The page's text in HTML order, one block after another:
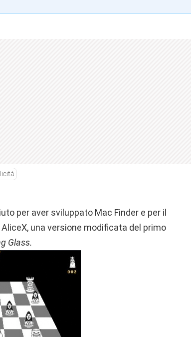
per aver sviluppato Mac Finder e per il
una versione modificata del primo
Glass.